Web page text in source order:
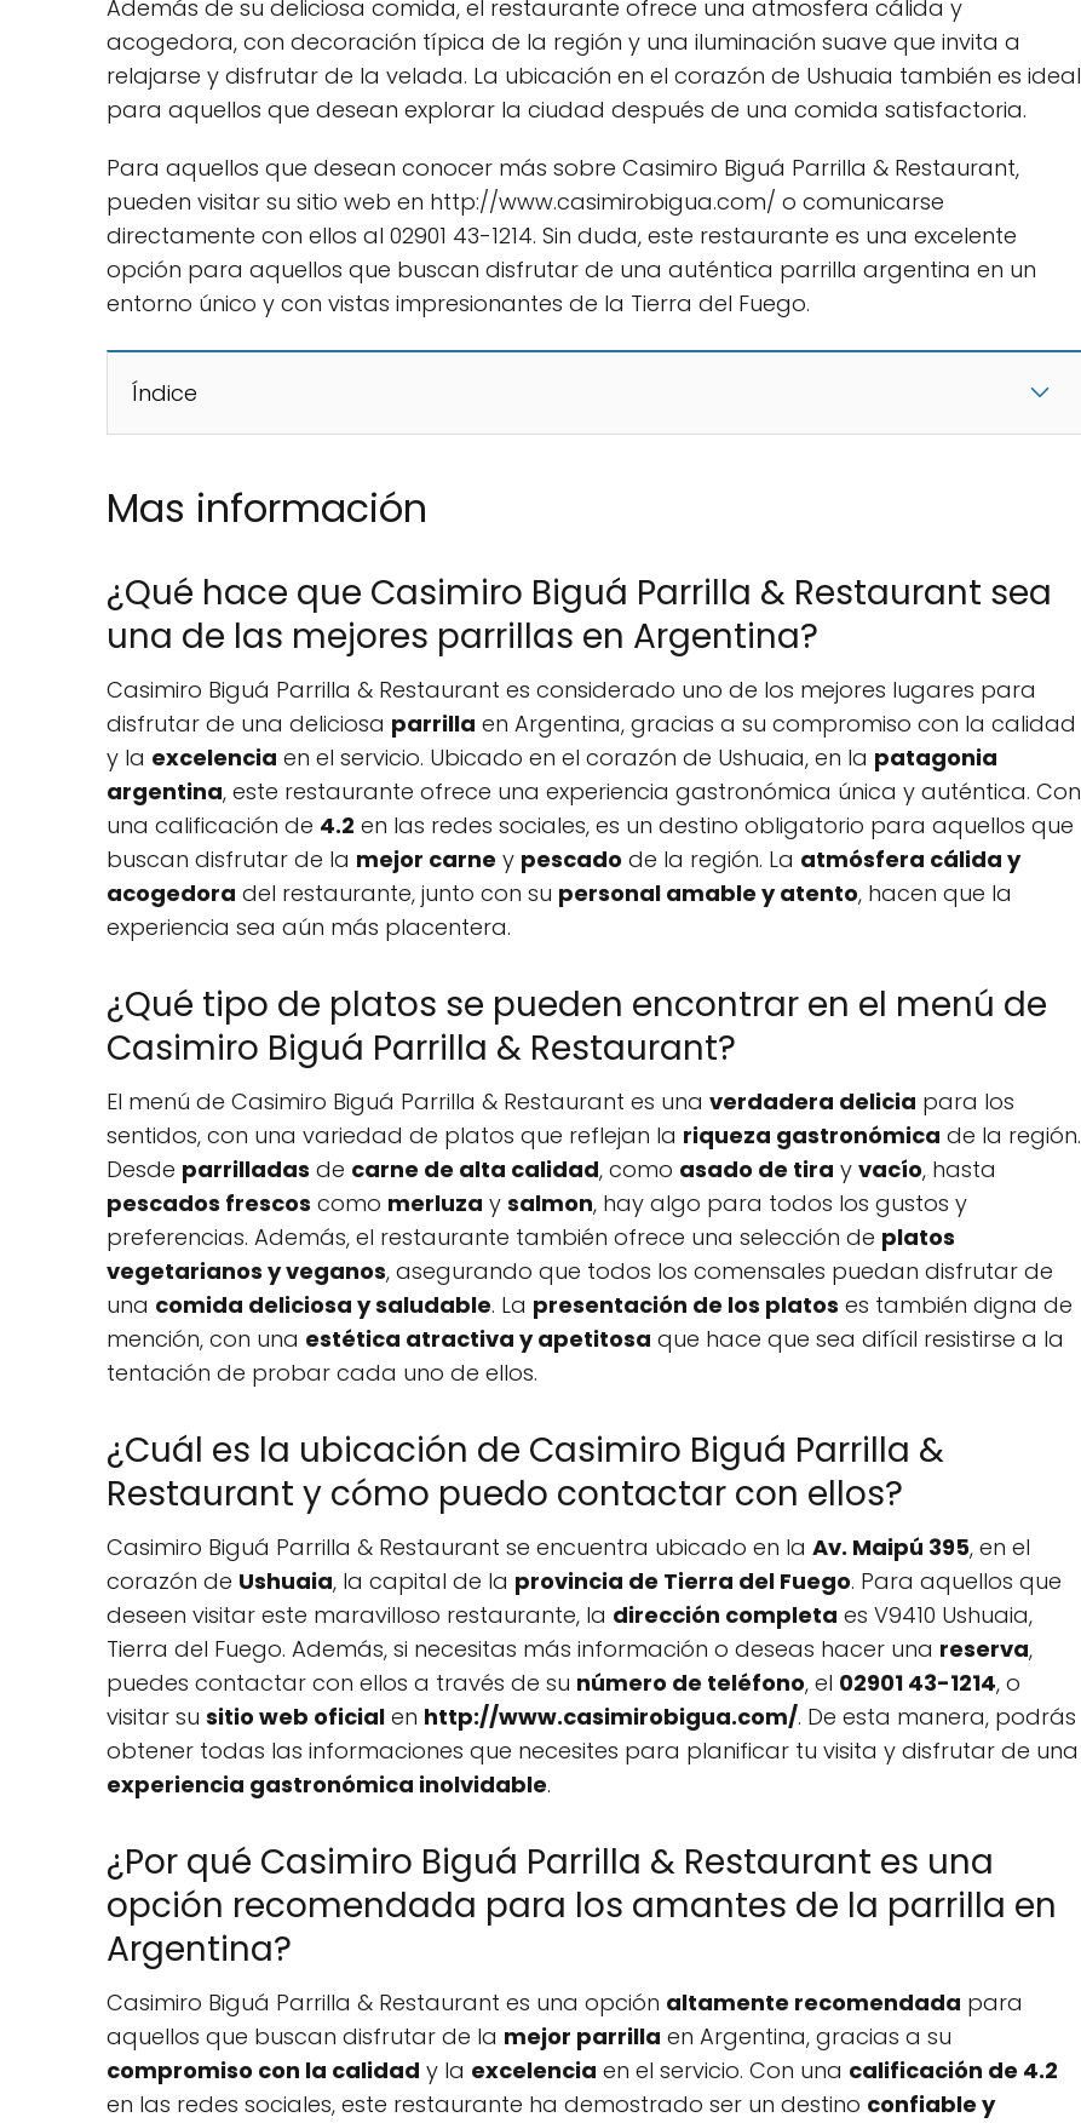
Además de su deliciosa comida, el restaurante ofrece una atmosfera cálida y
acogedora, con decoración típica de la región y una iluminación suave que invita a
relajarse y disfrutar de la velada. La ubicación en el corazón de Ushuaia también es ideal
para aquellos que desean explorar la ciudad después de una comida satisfactoria.
Para aquellos que desean conocer más sobre Casimiro Biguá Parrilla & Restaurant,
pueden visitar su sitio web en http://www.casimirobigua.com/ o comunicarse
directamente con ellos al 02901 43-1214. Sin duda, este restaurante es una excelente
opción para aquellos que buscan disfrutar de una auténtica parrilla argentina en un
entorno único y con vistas impresionantes de la Tierra del Fuego.
Índice
Mas información
¿Qué hace que Casimiro Biguá Parrilla & Restaurant sea
una de las mejores parrillas en Argentina?
Casimiro Biguá Parrilla & Restaurant es considerado uno de los mejores lugares para
disfrutar de una deliciosa parrilla en Argentina, gracias a su compromiso con la calidad
y la excelencia en el servicio. Ubicado en el corazón de Ushuaia, en la patagonia
argentina, este restaurante ofrece una experiencia gastronómica única y auténtica. Con
una calificación de 4.2 en las redes sociales, es un destino obligatorio para aquellos que
buscan disfrutar de la mejor carne y pescado de la región. La atmósfera cálida y
acogedora del restaurante, junto con su personal amable y atento, hacen que la
experiencia sea aún más placentera.
¿Qué tipo de platos se pueden encontrar en el menú de
Casimiro Biguá Parrilla & Restaurant?
El menú de Casimiro Biguá Parrilla & Restaurant es una verdadera delicia para los
sentidos, con una variedad de platos que reflejan la riqueza gastronómica de la región.
Desde parrilladas de carne de alta calidad, como asado de tira y vacío, hasta
pescados frescos como merluza y salmon, hay algo para todos los gustos y
preferencias. Además, el restaurante también ofrece una selección de platos
vegetarianos y veganos, asegurando que todos los comensales puedan disfrutar de
una comida deliciosa y saludable. La presentación de los platos es también digna de
mención, con una estética atractiva y apetitosa que hace que sea difícil resistirse a la
tentación de probar cada uno de ellos.
¿Cuál es la ubicación de Casimiro Biguá Parrilla &
Restaurant y cómo puedo contactar con ellos?
Casimiro Biguá Parrilla & Restaurant se encuentra ubicado en la Av. Maipú 395, en el
corazón de Ushuaia, la capital de la provincia de Tierra del Fuego. Para aquellos que
deseen visitar este maravilloso restaurante, la dirección completa es V9410 Ushuaia,
Tierra del Fuego. Además, si necesitas más información o deseas hacer una reserva,
puedes contactar con ellos a través de su número de teléfono, el 02901 43-1214, o
visitar su sitio web oficial en http://www.casimirobigua.com/. De esta manera, podrás
obtener todas las informaciones que necesites para planificar tu visita y disfrutar de una
experiencia gastronómica inolvidable.
¿Por qué Casimiro Biguá Parrilla & Restaurant es una
opción recomendada para los amantes de la parrilla en
Argentina?
Casimiro Biguá Parrilla & Restaurant es una opción altamente recomendada para
aquellos que buscan disfrutar de la mejor parrilla en Argentina, gracias a su
compromiso con la calidad y la excelencia en el servicio. Con una calificación de 4.2
en las redes sociales, este restaurante ha demostrado ser un destino confiable y